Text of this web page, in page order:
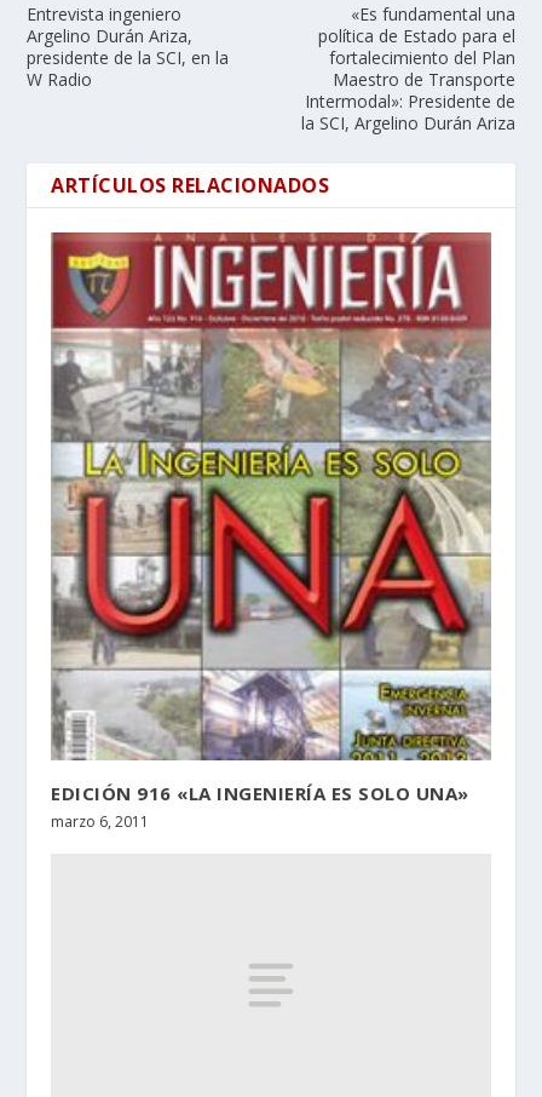
Entrevista ingeniero
Argelino Durán Ariza,
presidente de la SCI, en la
W Radio
«Es fundamental una
política de Estado para el
fortalecimiento del Plan
Maestro de Transporte
Intermodal»: Presidente de
la SCI, Argelino Durán Ariza
ARTÍCULOS RELACIONADOS
EDICIÓN 916 «LA INGENIERÍA ES SOLO UNA»
marzo 6, 2011